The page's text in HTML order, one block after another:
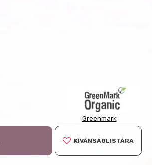
Greenmark
KÍVÁNSÁGLISTÁRA